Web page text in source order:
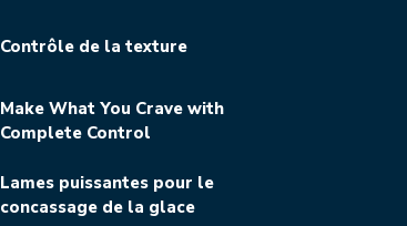
Contrôle de la texture
Make What You Crave with
Complete Control
Lames puissantes pour le
concassage de la glace